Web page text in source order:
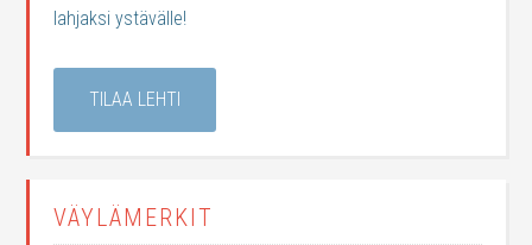
lahjaksi ystävälle!
TILAA LEHTI
VÄYLÄMERKIT